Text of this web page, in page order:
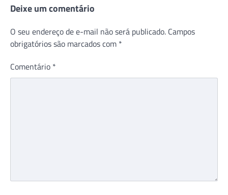
Deixe um comentário
O seu endereço de e-mail não será publicado. Campos
obrigatórios são marcados com *
Comentário *